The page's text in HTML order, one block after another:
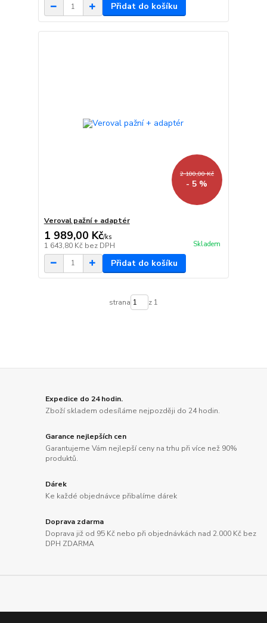
Přidat do košíku
2 100,00 Kč
- 5 %
Veroval pažní + adaptér
1 989,00 Kč/ks
1 643,80 Kč bez DPH Skladem
Přidat do košíku
strana z 1
Expedice do 24 hodin.
Zboží skladem odesíláme nejpozději do 24 hodin.
Garance nejlepších cen
Garantujeme Vám nejlepší ceny na trhu při více než 90%
produktů.
Dárek
Ke každé objednávce přibalíme dárek
Doprava zdarma
Doprava již od 95 Kč nebo při objednávkách nad 2.000 Kč bez
DPH ZDARMA